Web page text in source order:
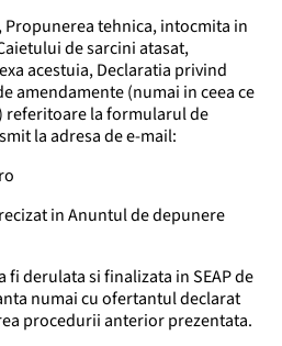
tehnica, intocmita in
de sarcini atasat,
acestuia, Declaratia privind
amendamente (numai in ceea ce
referitoare la formularul de
la adresa de e-mail:
in Anuntul de depunere
derulata si finalizata in SEAP de
numai cu ofertantul declarat
procedurii anterior prezentata.